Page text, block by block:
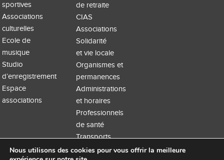
sportives
Associations
culturelles
Ecole de
musique
Studio
d’enregistrement
Espace
associations
de retraite
CIAS
Associations
Solidarité
et vie locale
Organismes et
permanences
Administrations
et horaires
Professionnels
de santé
Transports
Nous utilisons des cookies pour vous offrir la meilleure